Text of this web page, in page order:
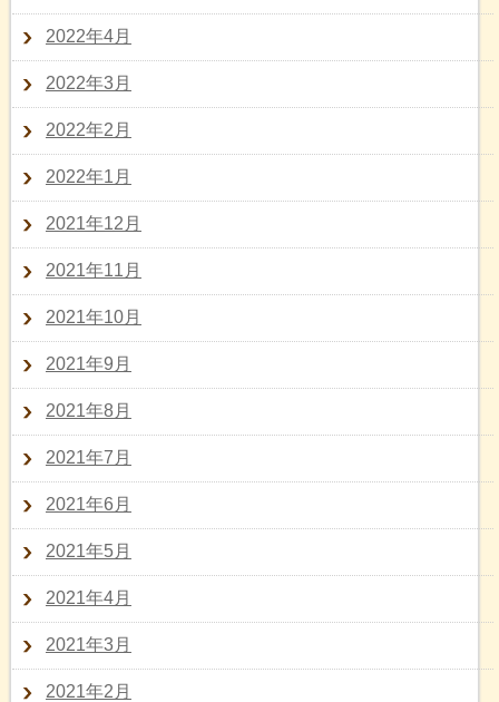
2022年4月
2022年3月
2022年2月
2022年1月
2021年12月
2021年11月
2021年10月
2021年9月
2021年8月
2021年7月
2021年6月
2021年5月
2021年4月
2021年3月
2021年2月